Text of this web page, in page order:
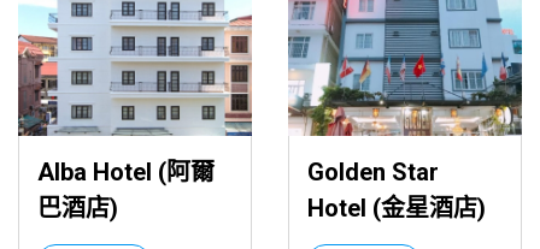
Alba Hotel (阿爾
巴酒店)
Golden Star
Hotel (金星酒店)